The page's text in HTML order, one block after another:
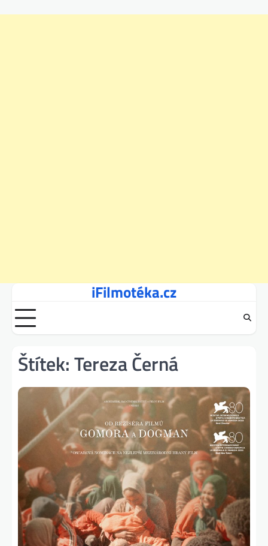
content
iFilmotéka.cz
Štítek:Tereza Černá